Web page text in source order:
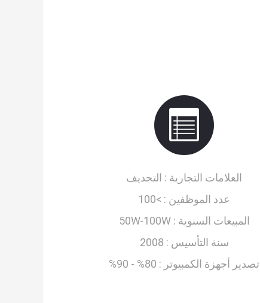
العلامات التجارية : التجديف
عدد الموظفين : >100
المبيعات السنوية :50W-100W
سنة التأسيس : 2008
تصدير أجهزة الكمبيوتر : 80% - 90%